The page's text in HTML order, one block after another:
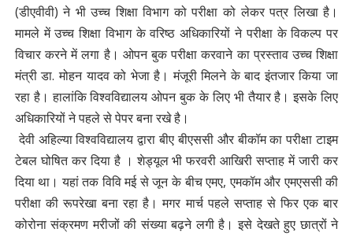
(डीएवीवी) ने भी उच्च शिक्षा विभाग को परीक्षा को लेकर पत्र लिखा है।
मामले में उच्च शिक्षा विभाग के वरिष्ठ अधिकारियों ने परीक्षा के विकल्प पर
विचार करने में लगा है। ओपन बुक परीक्षा करवाने का प्रस्ताव उच्च शिक्षा
मंत्री डा. मोहन यादव को भेजा है। मंजूरी मिलने के बाद इंतजार किया जा
रहा है। हालांकि विश्वविद्यालय ओपन बुक के लिए भी तैयार है। इसके लिए
अधिकारियों ने पहले से पेपर बना रखे है।
देवी अहिल्या विश्वविद्यालय द्वारा बीए बीएससी और बीकॉम का परीक्षा टाइम
टेबल घोषित कर दिया है । शेड्यूल भी फरवरी आखिरी सप्ताह में जारी कर
दिया था। यहां तक विवि मई से जून के बीच एमए, एमकॉम और एमएससी की
परीक्षा की रूपरेखा बना रहा है। मगर मार्च पहले सप्ताह से फिर एक बार
कोरोना संक्रमण मरीजों की संख्या बढ़ने लगी है। इसे देखते हुए छात्रों ने